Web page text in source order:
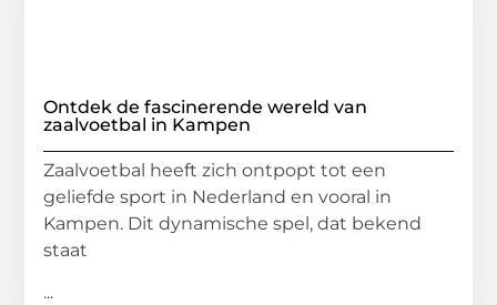
Ontdek de fascinerende wereld van
zaalvoetbal in Kampen
Zaalvoetbal heeft zich ontpopt tot een
geliefde sport in Nederland en vooral in
Kampen. Dit dynamische spel, dat bekend
staat
...